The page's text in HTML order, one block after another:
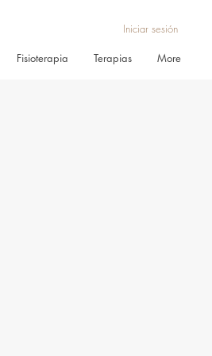
Iniciar sesión
Fisioterapia Terapias More